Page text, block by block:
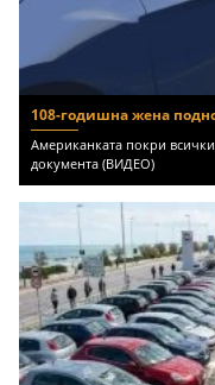
108-годишна жена
Американката покри
документа (ВИДЕО)